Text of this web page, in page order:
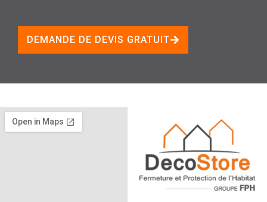
DEMANDE DE DEVIS GRATUIT